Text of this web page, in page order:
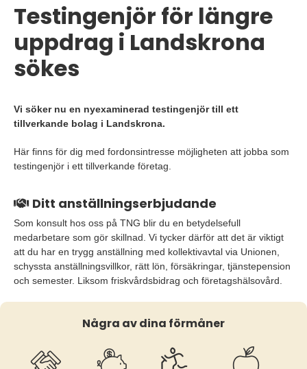
Testingenjör för längre
uppdrag i Landskrona
sökes
Vi söker nu en nyexaminerad testingenjör till ett
tillverkande bolag i Landskrona.
Här finns för dig med fordonsintresse möjligheten att jobba som
testingenjör i ett tillverkande företag.
Ditt anställningserbjudande
Som konsult hos oss på TNG blir du en betydelsefull
medarbetare som gör skillnad. Vi tycker därför att det är viktigt
att du har en trygg anställning med kollektivavtal via Unionen,
schyssta anställningsvillkor, rätt lön, försäkringar, tjänstepension
och semester. Liksom friskvårdsbidrag och företagshälsovård.
Några av dina förmåner